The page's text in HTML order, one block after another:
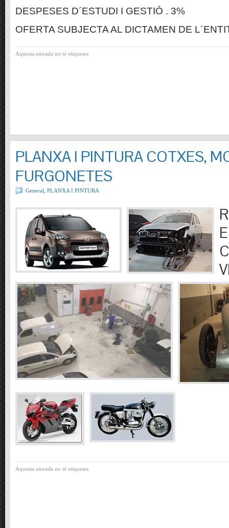
DESPESES D´ESTUDI I GESTIÓ . 3%
OFERTA SUBJECTA AL DICTAMEN DE
Aquesta entrada no té etiquetes
PLANXA I PINTURA COTXES,
FURGONETES
General PLANXA I PINTURA
Aquesta entrada no té etiquetes